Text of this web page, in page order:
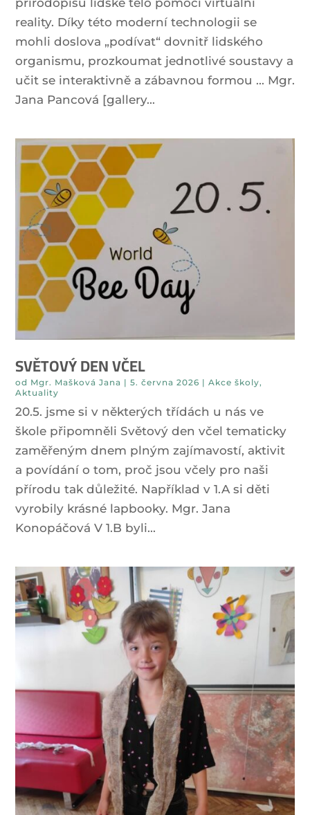
reality. Díky této moderní technologii se
mohli doslova „podívat“ dovnitř lidského
organismu, prozkoumat jednotlivé soustavy a
učit se interaktivně a zábavnou formou ... Mgr.
Jana Pancová [gallery...
SVĚTOVÝ DEN VČEL
od Mgr. Mašková Jana | 5. června 2026 | Akce školy,
Aktuality
20.5. jsme si v některých třídách u nás ve
škole připomněli Světový den včel tematicky
zaměřeným dnem plným zajímavostí, aktivit
a povídání o tom, proč jsou včely pro naši
přírodu tak důležité. Například v 1.A si děti
vyrobily krásné lapbooky. Mgr. Jana
Konopáčová V 1.B byli...